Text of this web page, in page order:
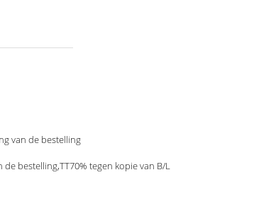
van de bestelling
de bestelling,TT70% tegen kopie van B/L